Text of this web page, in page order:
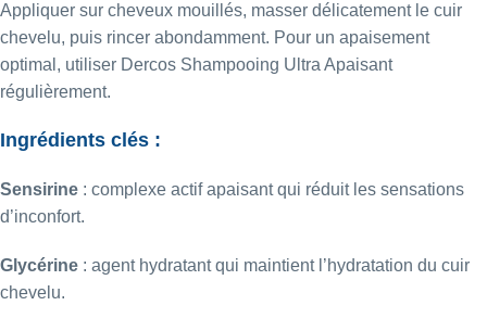
Appliquer sur cheveux mouillés, masser délicatement le cuir
chevelu, puis rincer abondamment. Pour un apaisement
optimal, utiliser Dercos Shampooing Ultra Apaisant
régulièrement.​
Ingrédients clés :
Sensirine : complexe actif apaisant qui réduit les sensations
d’inconfort.
Glycérine : agent hydratant qui maintient l’hydratation du cuir
chevelu.